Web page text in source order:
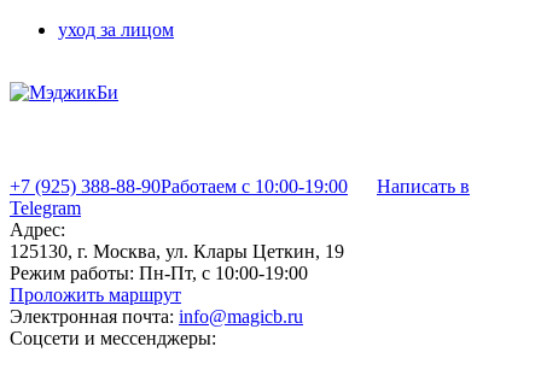
уход за лицом
+7 (925) 388-88-90Работаем с 10:00-19:00
Написать в
Telegram
Адрес:
125130, г. Москва, ул. Клары Цеткин, 19
Режим работы: Пн-Пт, с 10:00-19:00
Проложить маршрут
Электронная почта: info@magicb.ru
Соцсети и мессенджеры: